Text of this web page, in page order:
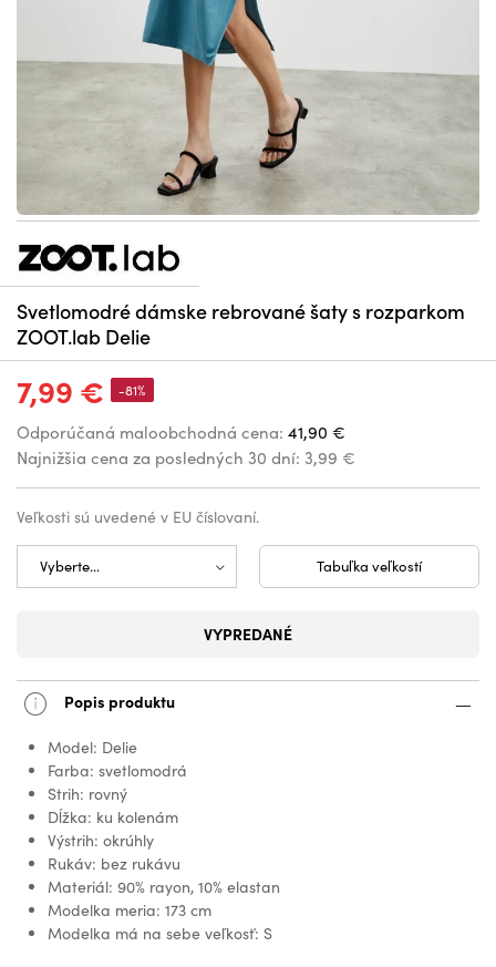
Svetlomodré dámske rebrované šaty s rozparkom
ZOOT.lab Delie
7,99 € -81%
Odporúčaná maloobchodná cena: 41,90 €
Najnižšia cena za posledných 30 dní: 3,99 €
Veľkosti sú uvedené v EU číslovaní.
Tabuľka veľkostí
VYPREDANÉ
Popis produktu
Model: Delie
Farba: svetlomodrá
Strih: rovný
Dĺžka: ku kolenám
Výstrih: okrúhly
Rukáv: bez rukávu
Materiál: 90% rayon, 10% elastan
Modelka meria: 173 cm
Modelka má na sebe veľkosť: S